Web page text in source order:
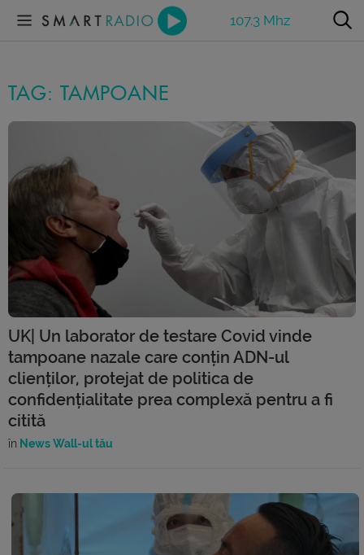
107.3 Mhz
TAG: TAMPOANE
UK| Un laborator de testare Covid vinde
tampoane nazale care conțin ADN-ul
clienților, protejat de politica de
confidențialitate prea complexă pentru a fi
citită
în News Wall-ul tău